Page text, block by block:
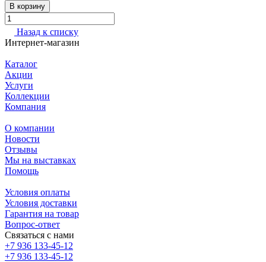
В корзину
Назад к списку
Интернет-магазин
Каталог
Акции
Услуги
Коллекции
Компания
О компании
Новости
Отзывы
Мы на выставках
Помощь
Условия оплаты
Условия доставки
Гарантия на товар
Вопрос-ответ
Связаться с нами
+7 936 133-45-12
+7 936 133-45-12